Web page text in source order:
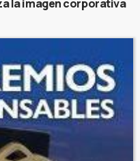
la imagen corporativa